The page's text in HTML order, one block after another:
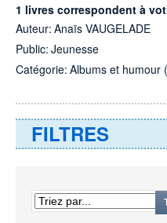
1 livres correspondent à
Auteur: Anaïs VAUGELADE
Public: Jeunesse
Catégorie: Albums et humour
FILTRES